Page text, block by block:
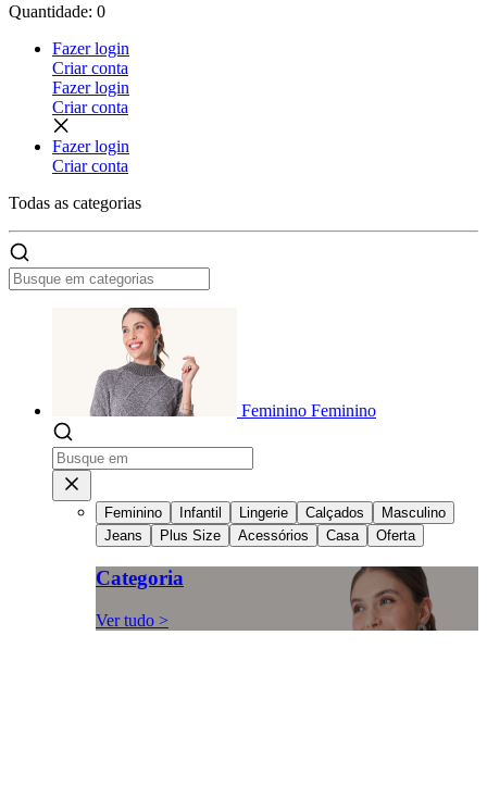
Quantidade: 0
Fazer login
Criar conta
Fazer login
Criar conta
Fazer login
Criar conta
Todas as categorias
Feminino Feminino
Feminino Infantil Lingerie Calçados
Masculino
Jeans
Plus Size Acessórios Casa Oferta
Categoria
Ver tudo >